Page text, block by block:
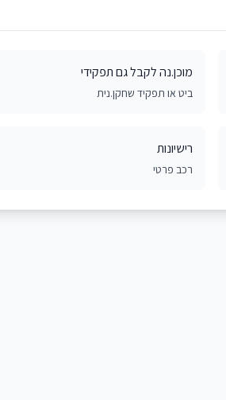
מוכן.נה לקבל גם תפקידי
ביט או תפקיד שחקן.נית
רישיונות
רכב פרטי